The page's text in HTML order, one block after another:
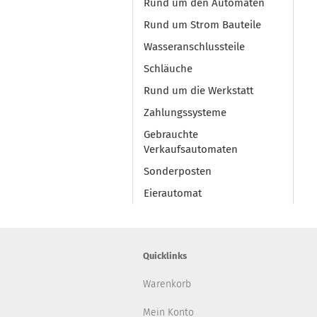
Rund um den Automaten
Rund um Strom Bauteile
Wasseranschlussteile
Schläuche
Rund um die Werkstatt
Zahlungssysteme
Gebrauchte
Verkaufsautomaten
Sonderposten
Eierautomat
Quicklinks
Warenkorb
Mein Konto